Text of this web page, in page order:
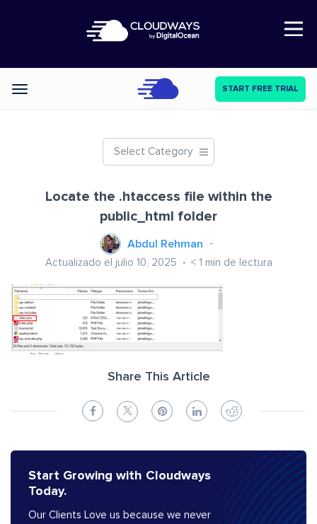
Open Nav
Categories START FREE TRIAL
Select Category
Locate the .htaccess file within the
public_html folder
Abdul Rehman
Actualizado el julio 10, 2025 < 1 min de lectura
Share This Article
Start Growing with Cloudways
Today.
Our Clients Love us because we never